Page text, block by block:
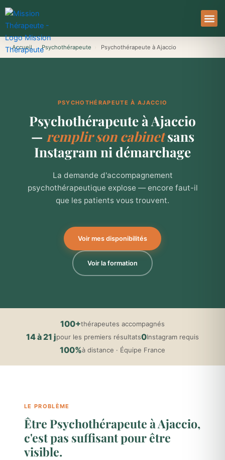
Aller
au
contenu
Accueil › Psychothérapeute Psychothérapeute à Ajaccio
PSYCHOTHÉRAPEUTE À AJACCIO
Psychothérapeute à Ajaccio
— remplir son cabinetsans
Instagram ni démarchage
La demande d'accompagnement
psychothérapeutique explose — encore faut-il
que les patients vous trouvent.
Voir mes disponibilités
Voir la formation
100+thérapeutes accompagnés
14 à 21 jpour les premiers résultats0Instagram requis
100%à distance · Équipe France
LE PROBLÈME
Être Psychothérapeute à Ajaccio,
c'est pas suffisant pour être
visible.